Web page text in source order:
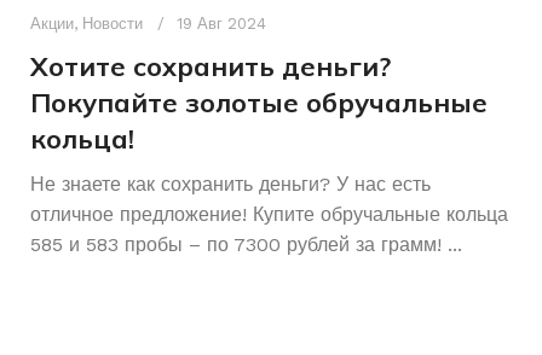
Акции, Новости 19 Авг 2024
Хотите сохранить деньги?
Покупайте золотые обручальные
кольца!
Не знаете как сохранить деньги? У нас есть
отличное предложение! Купите обручальные кольца
585 и 583 пробы – по 7300 рублей за грамм! ...